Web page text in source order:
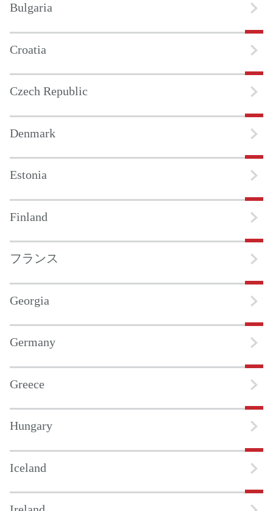
Bulgaria
Croatia
Czech Republic
Denmark
Estonia
Finland
フランス
Georgia
Germany
Greece
Hungary
Iceland